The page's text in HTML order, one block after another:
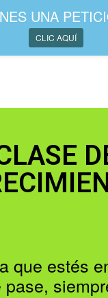
que estés
UNA
CLIC AQUÍ